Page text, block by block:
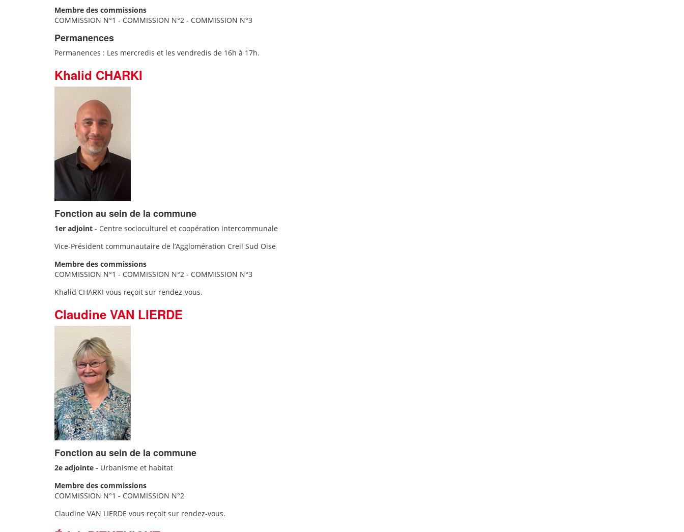
Membre des commissions
COMMISSION N°1 - COMMISSION N°2 - COMMISSION N°3
Permanences
Permanences : Les mercredis et les vendredis de 16h à 17h.
Khalid CHARKI
Fonction au sein de la commune
1er adjoint - Centre socioculturel et coopération intercommunale
Vice-Président communautaire de l’Agglomération Creil Sud Oise
Membre des commissions
COMMISSION N°1 - COMMISSION N°2 - COMMISSION N°3
Khalid CHARKI vous reçoit sur rendez-vous.
Claudine VAN LIERDE
Fonction au sein de la commune
2e adjointe - Urbanisme et habitat
Membre des commissions
COMMISSION N°1 - COMMISSION N°2
Claudine VAN LIERDE vous reçoit sur rendez-vous.